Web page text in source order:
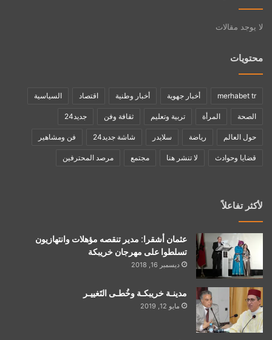
لا يوجد مقالات
محتويات
merhabet tr أخبار جهوية أخبار وطنية اقتصاد السياسية
الصحة المرأة تربية وتعليم ثقافة وفن جديد24
حول العالم رياضة سلايدر شاشة جديد24 فن ومشاهير
قضايا وحوادث لا تنشر هنا مجتمع مرصد المحترفين
لأكثر تفاعلاً
عثمان أشقرا: مدير تنقصه مؤهلات وانتهازيون
تسلطوا على مهرجان خريبكة
ديسمبر 16, 2018
مدينـة خريبكـة وخُطـى التَغييـر
مايو 12, 2019